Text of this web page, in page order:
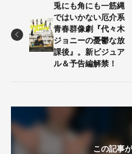
兎にも角にも一筋縄
ではいかない厄介系
青春群像劇『代々木
ジョニーの憂鬱な放
課後』。新ビジュア
ル＆予告編解禁！
この記事